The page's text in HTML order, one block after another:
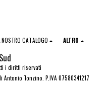
i diritti riservati
Tonzino. P.IVA 07580341217
NOSTRO CATALOGO ALTRO